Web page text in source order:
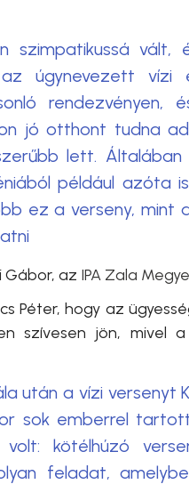
szimpatikussá vált,
úgynevezett vízi
rendezvényen,
jó otthont tudna
lett.
például azóta
ez a verseny, mint
Gábor, az IPA Zala
Péter, hogy az
szívesen jön, mivel
után a vízi versenyt
sok emberrel
kötélhúzó
feladat,